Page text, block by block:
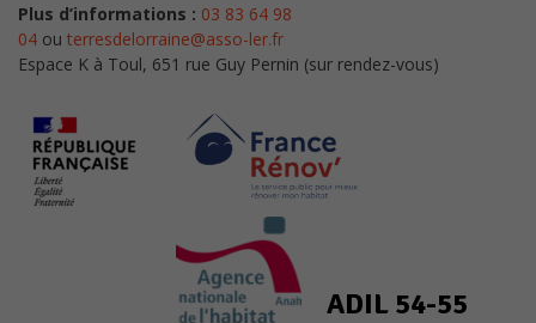
Plus d’informations : 03 83 64 98
04 ou terresdelorraine@asso-ler.fr
Espace K à Toul, 651 rue Guy Pernin (sur rendez-vous)
ADIL 54-55